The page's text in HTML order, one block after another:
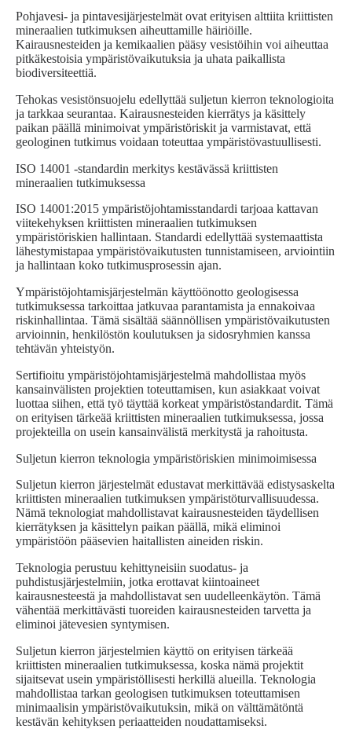
Pohjavesi- ja pintavesijärjestelmät ovat erityisen alttiita kriittisten
mineraalien tutkimuksen aiheuttamille häiriöille.
Kairausnesteiden ja kemikaalien pääsy vesistöihin voi aiheuttaa
pitkäkestoisia ympäristövaikutuksia ja uhata paikallista
biodiversiteettiä.
Tehokas vesistönsuojelu edellyttää suljetun kierron teknologioita
ja tarkkaa seurantaa. Kairausnesteiden kierrätys ja käsittely
paikan päällä minimoivat ympäristöriskit ja varmistavat, että
geologinen tutkimus voidaan toteuttaa ympäristövastuullisesti.
ISO 14001 -standardin merkitys kestävässä kriittisten
mineraalien tutkimuksessa
ISO 14001:2015 ympäristöjohtamisstandardi tarjoaa kattavan
viitekehyksen kriittisten mineraalien tutkimuksen
ympäristöriskien hallintaan. Standardi edellyttää systemaattista
lähestymistapaa ympäristövaikutusten tunnistamiseen, arviointiin
ja hallintaan koko tutkimusprosessin ajan.
Ympäristöjohtamisjärjestelmän käyttöönotto geologisessa
tutkimuksessa tarkoittaa jatkuvaa parantamista ja ennakoivaa
riskinhallintaa. Tämä sisältää säännöllisen ympäristövaikutusten
arvioinnin, henkilöstön koulutuksen ja sidosryhmien kanssa
tehtävän yhteistyön.
Sertifioitu ympäristöjohtamisjärjestelmä mahdollistaa myös
kansainvälisten projektien toteuttamisen, kun asiakkaat voivat
luottaa siihen, että työ täyttää korkeat ympäristöstandardit. Tämä
on erityisen tärkeää kriittisten mineraalien tutkimuksessa, jossa
projekteilla on usein kansainvälistä merkitystä ja rahoitusta.
Suljetun kierron teknologia ympäristöriskien minimoimisessa
Suljetun kierron järjestelmät edustavat merkittävää edistysaskelta
kriittisten mineraalien tutkimuksen ympäristöturvallisuudessa.
Nämä teknologiat mahdollistavat kairausnesteiden täydellisen
kierrätyksen ja käsittelyn paikan päällä, mikä eliminoi
ympäristöön pääsevien haitallisten aineiden riskin.
Teknologia perustuu kehittyneisiin suodatus- ja
puhdistusjärjestelmiin, jotka erottavat kiintoaineet
kairausnesteestä ja mahdollistavat sen uudelleenkäytön. Tämä
vähentää merkittävästi tuoreiden kairausnesteiden tarvetta ja
eliminoi jätevesien syntymisen.
Suljetun kierron järjestelmien käyttö on erityisen tärkeää
kriittisten mineraalien tutkimuksessa, koska nämä projektit
sijaitsevat usein ympäristöllisesti herkillä alueilla. Teknologia
mahdollistaa tarkan geologisen tutkimuksen toteuttamisen
minimaalisin ympäristövaikutuksin, mikä on välttämätöntä
kestävän kehityksen periaatteiden noudattamiseksi.